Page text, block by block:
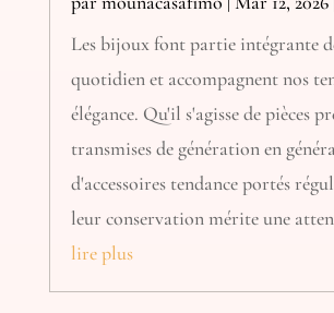
Les bijoux font partie intégrante
quotidien et accompagnent nos
élégance. Qu'il s'agisse de pièces
transmises de génération en
d'accessoires tendance portés
leur conservation mérite une
lire plus